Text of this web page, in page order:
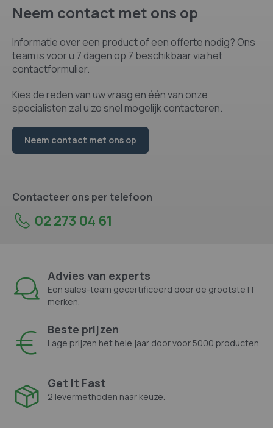
Neem contact met ons op
Informatie over een product of een offerte nodig? Ons
team is voor u 7 dagen op 7 beschikbaar via het
contactformulier.
Kies de reden van uw vraag en één van onze
specialisten zal u zo snel mogelijk contacteren.
Neem contact met ons op
Contacteer ons per telefoon
02 273 04 61
Advies van experts
Een sales-team gecertificeerd door de grootste IT
merken.
Beste prijzen
Lage prijzen het hele jaar door voor 5000 producten.
Get It Fast
2 levermethoden naar keuze.